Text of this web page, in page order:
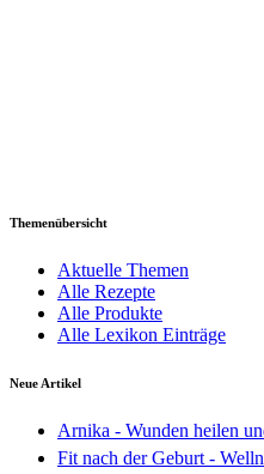
Themenübersicht
Aktuelle Themen
Alle Rezepte
Alle Produkte
Alle Lexikon Einträge
Neue Artikel
Arnika - Wunden heilen
Fit nach der Geburt -